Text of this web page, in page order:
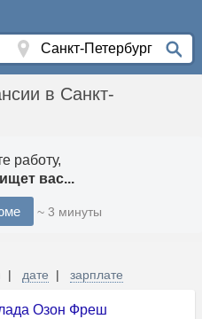
в Санкт-
работу,
ищет вас...
~ 3 минуты
| дате | зарплате
Озон Фреш